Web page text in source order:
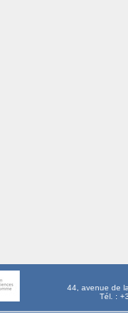
44, avenue de
Tél. :